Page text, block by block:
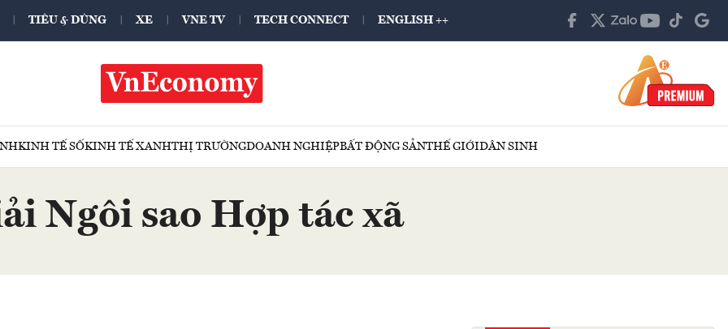
TIÊU & DÙNG XE VNE TV TECH CONNECT ENGLISH ++
KINH TẾ SỐKINH TẾ XANHTHỊ TRƯỜNGDOANH NGHIỆPBẤT ĐỘNG SẢNTHẾ GIỚIDÂN SINH
Ngôi sao Hợp tác xã